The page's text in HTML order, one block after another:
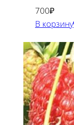
700₽
В корзину